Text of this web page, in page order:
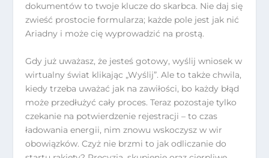
dokumentów to twoje klucze do skarbca. Nie daj się
zwieść prostocie formularza; każde pole jest jak nić
Ariadny i może cię wyprowadzić na prostą.
Gdy już uważasz, że jesteś gotowy, wyślij wniosek w
wirtualny świat klikając „Wyślij”. Ale to także chwila,
kiedy trzeba uważać jak na zawiłości, bo każdy błąd
może przedłużyć cały proces. Teraz pozostaje tylko
czekanie na potwierdzenie rejestracji – to czas
ładowania energii, nim znowu wskoczysz w wir
obowiązków. Czyż nie brzmi to jak odliczanie do